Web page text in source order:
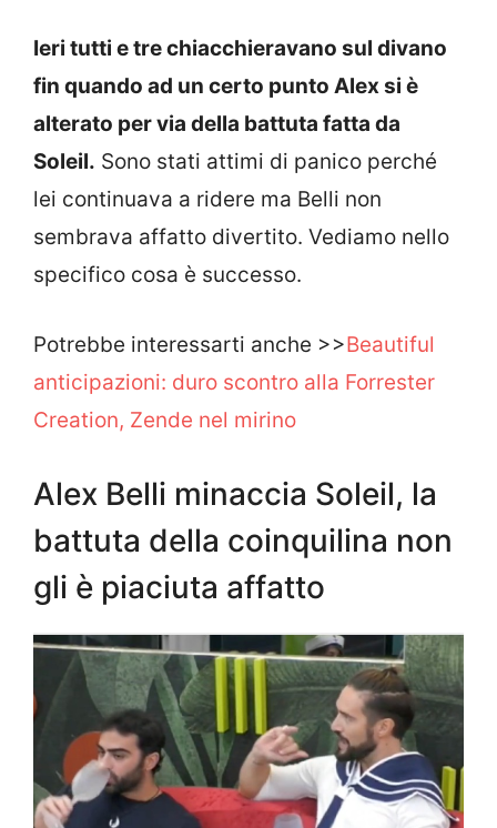
Ieri tutti e tre chiacchieravano sul divano
fin quando ad un certo punto Alex si è
alterato per via della battuta fatta da
Soleil. Sono stati attimi di panico perché
lei continuava a ridere ma Belli non
sembrava affatto divertito. Vediamo nello
specifico cosa è successo.
Potrebbe interessarti anche >>Beautiful
anticipazioni: duro scontro alla Forrester
Creation, Zende nel mirino
Alex Belli minaccia Soleil, la
battuta della coinquilina non
gli è piaciuta affatto